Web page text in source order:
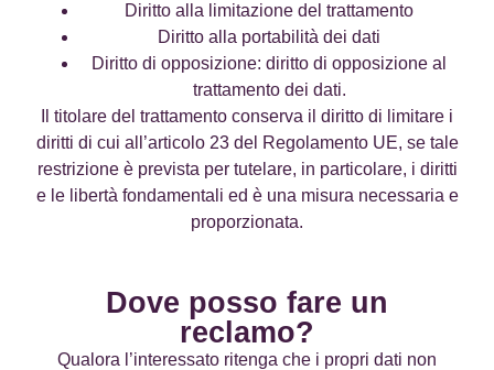
Diritto alla limitazione del trattamento
Diritto alla portabilità dei dati
Diritto di opposizione: diritto di opposizione al
trattamento dei dati.
Il titolare del trattamento conserva il diritto di limitare i
diritti di cui all’articolo 23 del Regolamento UE, se tale
restrizione è prevista per tutelare, in particolare, i diritti
e le libertà fondamentali ed è una misura necessaria e
proporzionata.
Dove posso fare un
reclamo?
Qualora l’interessato ritenga che i propri dati non